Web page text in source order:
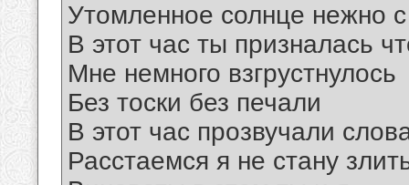
Утомленное солнце нежно
В этот час ты призналась
Мне немного взгрустнулось
Без тоски без печали
В этот час прозвучали
Расстаемся я не стану